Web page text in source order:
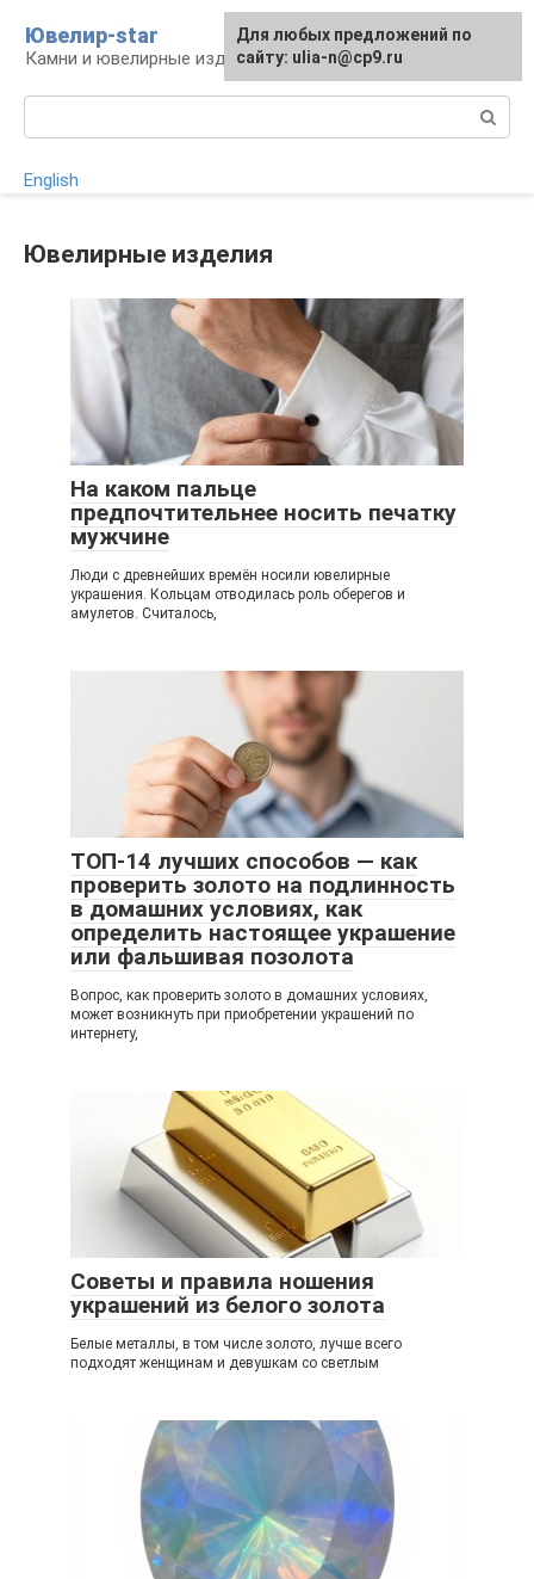
контенту
Ювелир-star
Камни и ювелирные изделия
English
Ювелирные изделия
На каком пальце
предпочтительнее носить печатку
мужчине
Люди с древнейших времён носили ювелирные
украшения. Кольцам отводилась роль оберегов и
амулетов. Считалось,
ТОП-14 лучших способов — как
проверить золото на подлинность
в домашних условиях, как
определить настоящее украшение
или фальшивая позолота
Вопрос, как проверить золото в домашних условиях,
может возникнуть при приобретении украшений по
интернету,
Советы и правила ношения
украшений из белого золота
Белые металлы, в том числе золото, лучше всего
подходят женщинам и девушкам со светлым
Для любых предложений по
сайту: ulia-n@cp9.ru